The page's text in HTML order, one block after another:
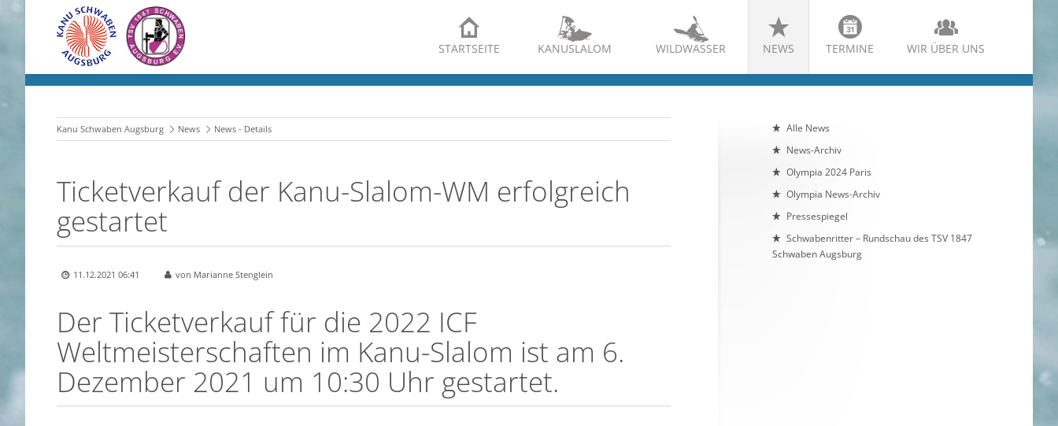
STARTSEITE KANUSLALOM WILDWASSER NEWS TERMINE WIR ÜBER UNS
Kanu Schwaben Augsburg News News - Details
Ticketverkauf der Kanu-Slalom-WM erfolgreich
gestartet
11.12.2021 06:41 von Marianne Stenglein
Der Ticketverkauf für die 2022 ICF
Weltmeisterschaften im Kanu-Slalom ist am 6.
Dezember 2021 um 10:30 Uhr gestartet.
Alle News
News-Archiv
Olympia 2024 Paris
Olympia News-Archiv
Pressespiegel
Schwabenritter – Rundschau des TSV 1847
Schwaben Augsburg